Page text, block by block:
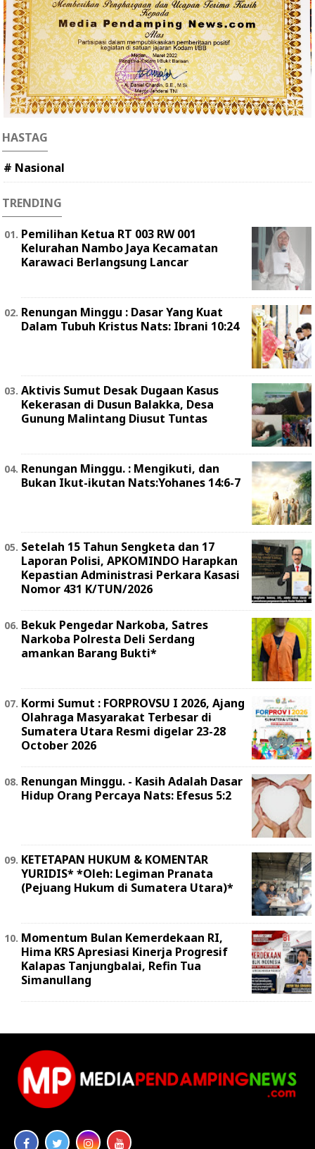
HASTAG
# Nasional
TRENDING
Pemilihan Ketua RT 003 RW 001
Kelurahan Nambo Jaya Kecamatan
Karawaci Berlangsung Lancar
Renungan Minggu : Dasar Yang Kuat
Dalam Tubuh Kristus Nats: Ibrani 10:24
Aktivis Sumut Desak Dugaan Kasus
Kekerasan di Dusun Balakka, Desa
Gunung Malintang Diusut Tuntas
Renungan Minggu. : Mengikuti, dan
Bukan Ikut-ikutan Nats:Yohanes 14:6-7
Setelah 15 Tahun Sengketa dan 17
Laporan Polisi, APKOMINDO Harapkan
Kepastian Administrasi Perkara Kasasi
Nomor 431 K/TUN/2026
Bekuk Pengedar Narkoba, Satres
Narkoba Polresta Deli Serdang
amankan Barang Bukti*
Kormi Sumut : FORPROVSU I 2026, Ajang
Olahraga Masyarakat Terbesar di
Sumatera Utara Resmi digelar 23-28
October 2026
Renungan Minggu. - Kasih Adalah Dasar
Hidup Orang Percaya Nats: Efesus 5:2
KETETAPAN HUKUM & KOMENTAR
YURIDIS* *Oleh: Legiman Pranata
(Pejuang Hukum di Sumatera Utara)*
Momentum Bulan Kemerdekaan RI,
Hima KRS Apresiasi Kinerja Progresif
Kalapas Tanjungbalai, Refin Tua
Simanullang